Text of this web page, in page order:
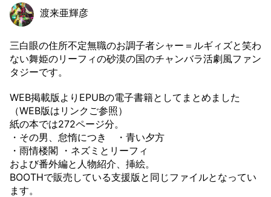
渡来亜輝彦
三白眼の住所不定無職のお調子者シャー＝ルギィズと笑わ
ない舞姫のリーフィの砂漠の国のチャンバラ活劇風ファン
タジーです。
WEB掲載版よりEPUBの電子書籍としてまとめました
（WEB版はリンクご参照）
紙の本では272ページ分。
・その男、怠惰につき ・青い夕方
・雨情楼閣 ・ネズミとリーフィ
および番外編と人物紹介、挿絵。
BOOTHで販売している支援版と同じファイルとなってい
ます。